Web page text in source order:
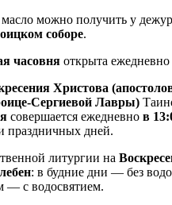
можно получить у
соборе.
часовня открыта ежедневно
Христова
Сергиевой Лавры)
совершается ежедневно в
праздничных дней.
литургии на
: в будние дни — без
— с водосвятием.